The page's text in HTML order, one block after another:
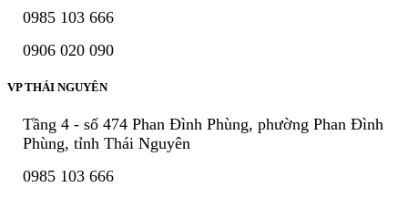
0985 103 666
0906 020 090
VP THÁI NGUYÊN
Tầng 4 - số 474 Phan Đình Phùng, phường Phan Đình
Phùng, tỉnh Thái Nguyên
0985 103 666